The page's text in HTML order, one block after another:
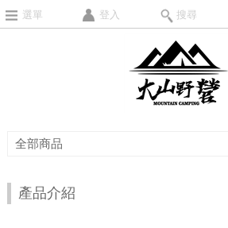
選單 登入 搜尋
全部商品
產品介紹